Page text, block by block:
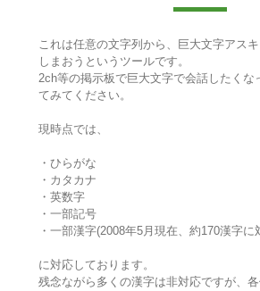
これは任意の文字列から、巨大文字アス
しまおうというツールです。
2ch等の掲示板で巨大文字で会話したくな
てみてください。
現時点では、
・ひらがな
・カタカナ
・英数字
・一部記号
・一部漢字(2008年5月現在、約170漢字に
に対応しております。
残念ながら多くの漢字は非対応ですが、